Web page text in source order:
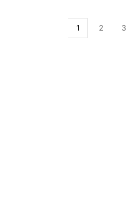
1 2 3